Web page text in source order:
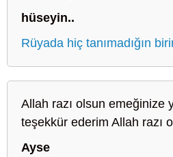
hüseyin..
Rüyada hiç tanımadığın
Allah razı olsun emeğinize
teşekkür ederim Allah razı
Ayse